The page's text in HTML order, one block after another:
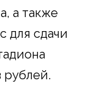
а также
для сдачи
рублей.